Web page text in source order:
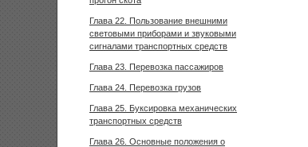
Глава 22. Пользование внешними
световыми приборами и звуковыми
сигналами транспортных средств
Глава 23. Перевозка пассажиров
Глава 24. Перевозка грузов
Глава 25. Буксировка механических
транспортных средств
Глава 26. Основные положения о